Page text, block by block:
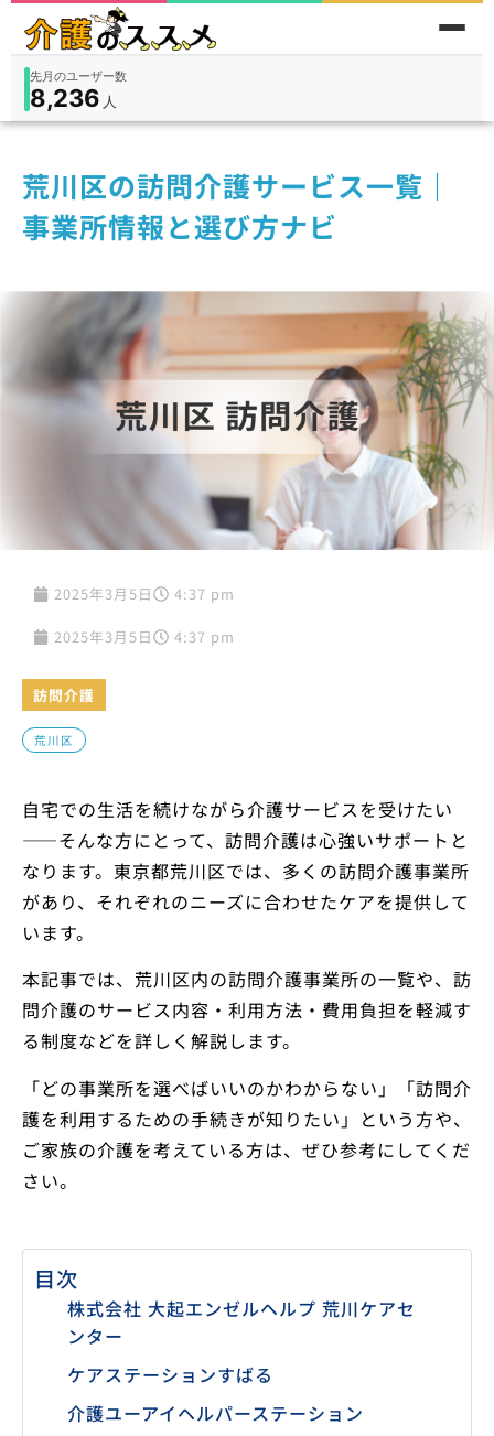
在宅9,360入所3,194
人
累計問い合わせ数
185件
荒川区の訪問介護サービス一覧｜
事業所情報と選び方ナビ
2025年3月5日 4:37 pm
2025年3月5日 4:37 pm
訪問介護
荒川区
自宅での生活を続けながら介護サービスを受けたい
——そんな方にとって、訪問介護は心強いサポートと
なります。東京都荒川区では、多くの訪問介護事業所
があり、それぞれのニーズに合わせたケアを提供して
います。
本記事では、荒川区内の訪問介護事業所の一覧や、訪
問介護のサービス内容・利用方法・費用負担を軽減す
る制度などを詳しく解説します。
「どの事業所を選べばいいのかわからない」「訪問介
護を利用するための手続きが知りたい」という方や、
ご家族の介護を考えている方は、ぜひ参考にしてくだ
さい。
目次
株式会社 大起エンゼルヘルプ 荒川ケアセ
ンター
ケアステーションすばる
介護ユーアイヘルパーステーション